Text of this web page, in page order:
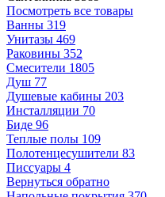
Посмотреть все товары
Ванны 319
Унитазы 469
Раковины 352
Смесители 1805
Душ 77
Душевые кабины 203
Инсталляции 70
Биде 96
Теплые полы 109
Полотенцесушители 83
Писсуары 4
Вернуться обратно